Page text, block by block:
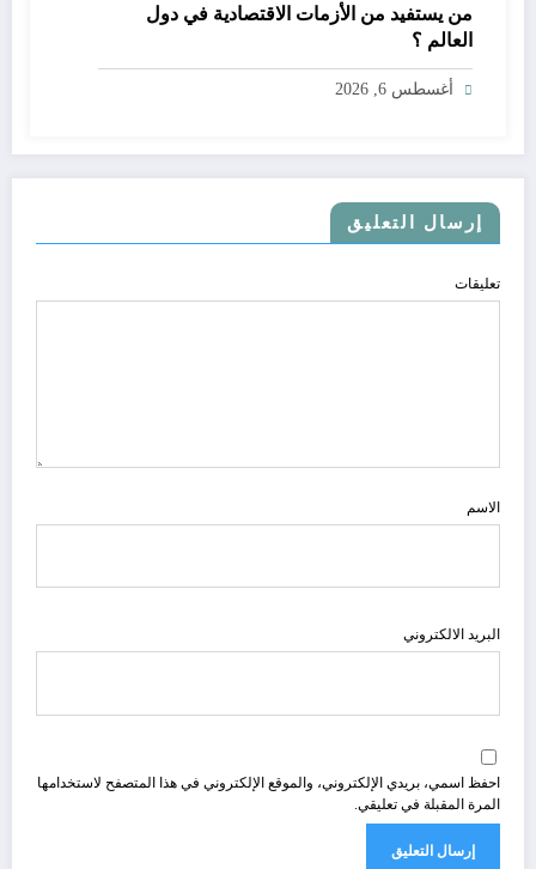
من يستفيد من الأزمات الاقتصادية في دول
العالم ؟
أغسطس 6, 2026
إرسال التعليق
تعليقات
الاسم
البريد الالكتروني
احفظ اسمي، بريدي الإلكتروني، والموقع الإلكتروني في هذا المتصفح لاستخدامها
المرة المقبلة في تعليقي.